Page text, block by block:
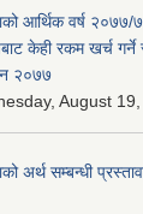
आर्थिक वर्ष २०७७/
केही रकम खर्च गर्ने
२०७७
August
अर्थ सम्बन्धी